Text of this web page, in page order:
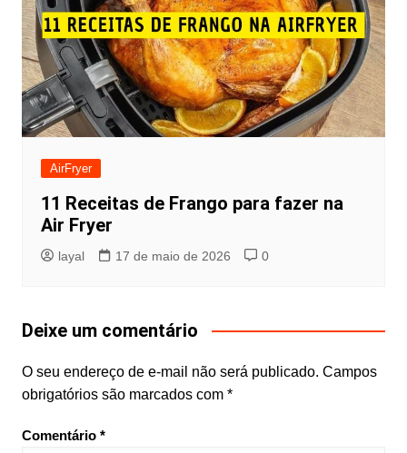
AirFryer
11 Receitas de Frango para fazer na
Air Fryer
layal 17 de maio de 2026 0
Deixe um comentário
O seu endereço de e-mail não será publicado. Campos
obrigatórios são marcados com *
Comentário *